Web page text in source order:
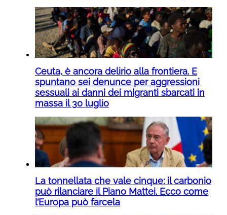
Ceuta, è ancora delirio alla frontiera. E
spuntano sei denunce per aggressioni
sessuali ai danni dei migranti sbarcati in
massa il 30 luglio
La tonnellata che vale cinque: il carbonio
può rilanciare il Piano Mattei. Ecco come
l’Europa può farcela